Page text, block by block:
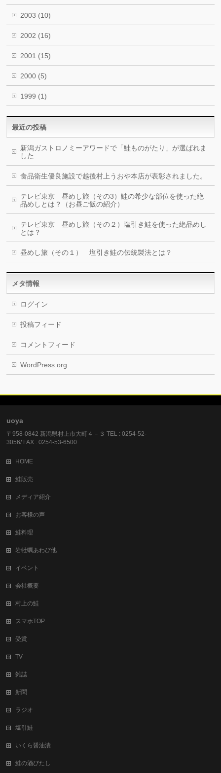
2003 (10)
2002 (16)
2001 (15)
2000 (5)
1999 (1)
最近の投稿
新潟ガストロノミーアワードで「鮭ものがたり」が選ばれま
した
食品衛生優良施設で越後村上うおや本店が表彰されました。
テレビ東京 昼めし旅（その3）鮭の希少な部位を使った絶
品めしとは？（お昼ご飯の紹介）
テレビ東京 昼めし旅（その２）塩引き鮭を使った絶品めし
とは？
昼めし旅（その１） 塩引き鮭の伝統製法とは？
メタ情報
ログイン
投稿フィード
コメントフィード
WordPress.org
uoya
〒958-0842 新潟県村上市大町４－３ TEL : 0254-52-
3056/ FAX : 0254-53-6500
HOME
鮭販売
メディア紹介
お客様の声
鮭料理
岩牡蠣あわび他
イベント
会社概要
村上の鮭
スマホTOP
受賞
TV
雑誌
新聞
ラジオ
塩引鮭
いくら醤油漬
鮭の酒びたし